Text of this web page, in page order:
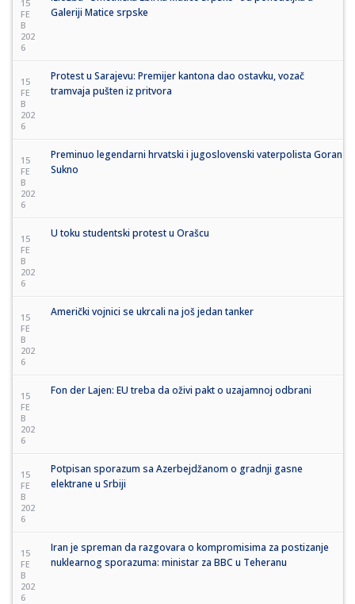
15
FE
B
202
6
Galeriji Matice srpske
15
FE
B
202
6
Protest u Sarajevu: Premijer kantona dao ostavku, vozač
tramvaja pušten iz pritvora
15
FE
B
202
6
Preminuo legendarni hrvatski i jugoslovenski vaterpolista Goran
Sukno
15
FE
B
202
6
U toku studentski protest u Orašcu
15
FE
B
202
6
Američki vojnici se ukrcali na još jedan tanker
15
FE
B
202
6
Fon der Lajen: EU treba da oživi pakt o uzajamnoj odbrani
15
FE
B
202
6
Potpisan sporazum sa Azerbejdžanom o gradnji gasne
elektrane u Srbiji
15
FE
B
202
6
Iran je spreman da razgovara o kompromisima za postizanje
nuklearnog sporazuma: ministar za BBC u Teheranu